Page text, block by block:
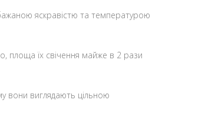
яскравістю та температурою
площа їх свічення майже в 2 рази
вони виглядають цільною